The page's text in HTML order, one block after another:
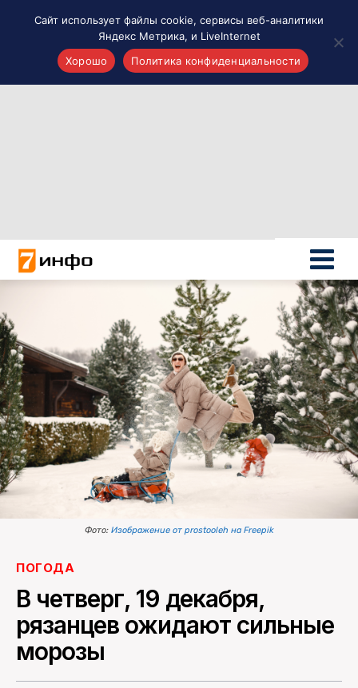
Новости России
Политика
Новости мира
Все материалы 7инфо
ПОИСК ПО САЙТУ
Фото: Изображение от prostooleh на Freepik
ПОГОДА
В четверг, 19 декабря,
рязанцев ожидают сильные
морозы
Сайт использует файлы cookie, сервисы веб-аналитики
Яндекс Метрика, и LiveInternet
Хорошо
Политика конфиденциальности